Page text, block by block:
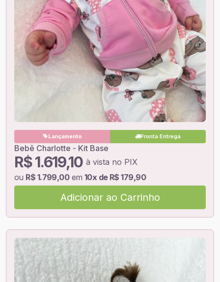
Lançamento Pronta Entrega
Bebê Charlotte - Kit Base
R$ 1.619,10 à vista no PIX
ou R$ 1.799,00em 10x de R$ 179,90
Adicionar ao Carrinho